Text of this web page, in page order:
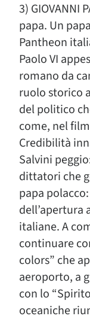
3) GIOVANNI
papa. Un
Pantheon
Paolo VI
romano da
ruolo storico
del politico
come, nel
Credibilità
Salvini
dittatori che
papa
dell’apertura
italiane. A
continuare
colors” che
aeroporto, a
con lo
oceaniche